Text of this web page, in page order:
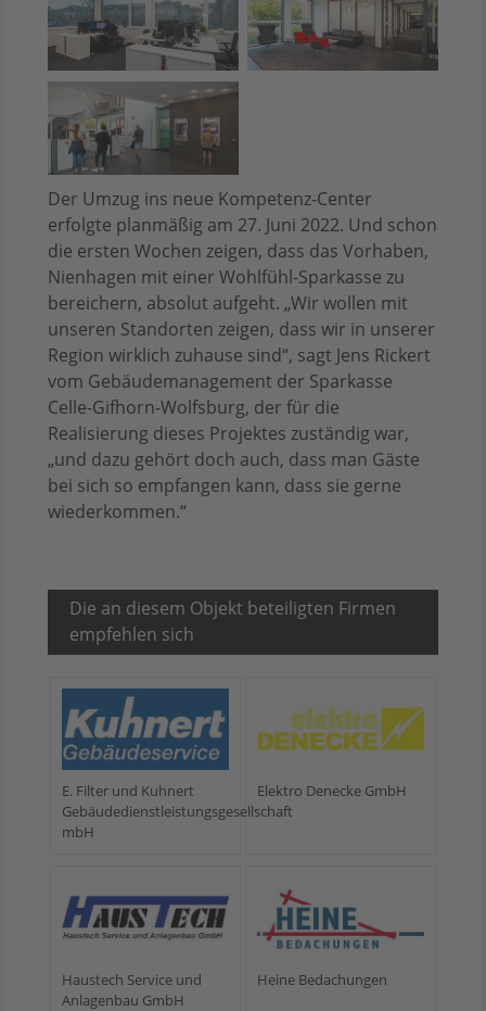
Der Umzug ins neue Kompetenz-Center
erfolgte planmäßig am 27. Juni 2022. Und schon
die ersten Wochen zeigen, dass das Vorhaben,
Nienhagen mit einer Wohlfühl-Sparkasse zu
bereichern, absolut aufgeht. „Wir wollen mit
unseren Standorten zeigen, dass wir in unserer
Region wirklich zuhause sind“, sagt Jens Rickert
vom Gebäudemanagement der Sparkasse
Celle-Gifhorn-Wolfsburg, der für die
Realisierung dieses Projektes zuständig war,
„und dazu gehört doch auch, dass man Gäste
bei sich so empfangen kann, dass sie gerne
wiederkommen.“
Die an diesem Objekt beteiligten Firmen
empfehlen sich
E. Filter und Kuhnert
Gebäudedienstleistungsgesellschaft
mbH
Elektro Denecke GmbH
Haustech Service und
Anlagenbau GmbH
Heine Bedachungen